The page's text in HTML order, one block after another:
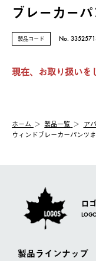
ブレーカー
製品コード No.
現在、お取り扱いを
ホーム 製品⼀覧 ア
ウィンドブレーカーパンツ
ロ
製品ラインナップ